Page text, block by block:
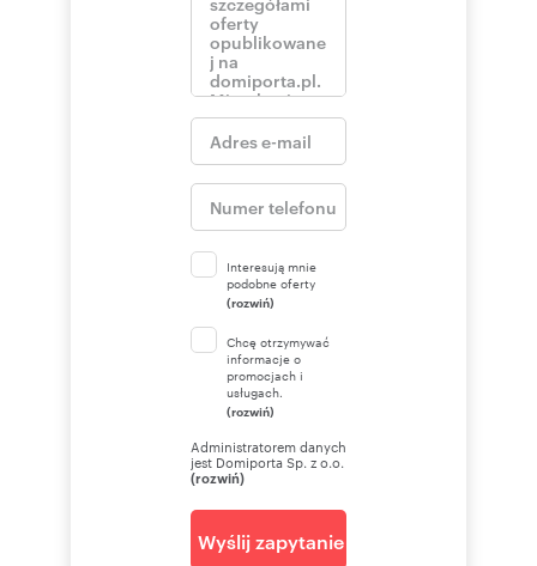
Interesują mnie
podobne oferty
(rozwiń)
Chcę otrzymywać
informacje o
promocjach i
usługach.
(rozwiń)
Administratorem danych
jest Domiporta Sp. z o.o.
(rozwiń)
Wyślij zapytanie